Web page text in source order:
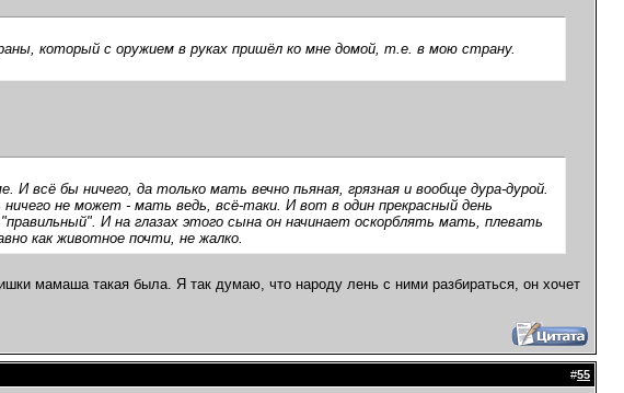
который с оружием в руках пришёл ко мне домой, т.е. в мою страну.
всё бы ничего, да только мать вечно пьяная, грязная и вообще дура-дурой.
не может - мать ведь, всё-таки. И вот в один прекрасный день
И на глазах этого сына он начинает оскорблять мать, плевать
как животное почти, не жалко.
мамаша такая была. Я так думаю, что народу лень с ними разбираться, он хочет
#55